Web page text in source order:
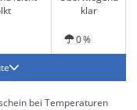
klar
0 %
bei Temperaturen